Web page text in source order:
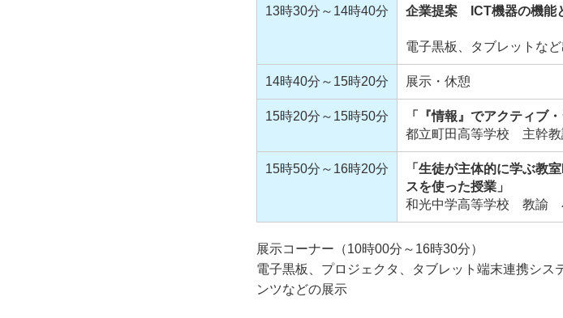
13時30分～14時40分 企業提案 ICT機器の機能
電子黒板、タブレットな
14時40分～15時20分 展示・休憩
15時20分～15時50分
「『情報』でアクティブ
都立町田高等学校 主幹
15時50分～16時20分
「生徒が主体的に学ぶ教
スを使った授業」
和光中学高等学校 教諭
展示コーナー（10時00分～16時30分）
電子黒板、プロジェクタ、タブレット端末連携シス
ンツなどの展示